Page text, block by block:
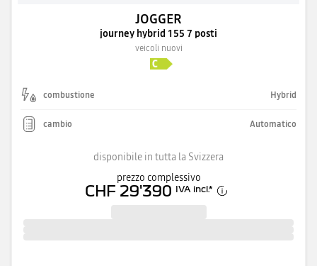
JOGGER
journey hybrid 155 7 posti
veicoli nuovi
combustione Hybrid
cambio Automatico
disponibile in tutta la Svizzera
prezzo complessivo
CHF 29'390 IVA incl.*